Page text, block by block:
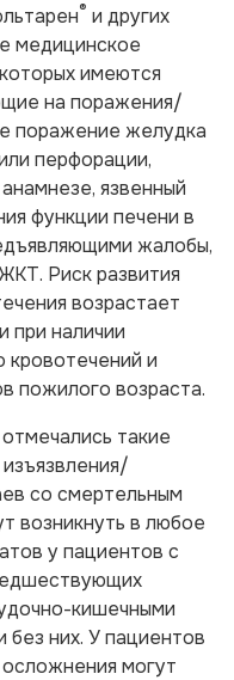
® и других
медицинское
имеются
на поражения/
поражение желудка
перфорации,
язвенный
функции печени в
жалобы,
Риск развития
возрастает
при наличии
кровотечений и
пожилого возраста.
такие
со смертельным
возникнуть в любое
у пациентов с
кишечными
без них. У пациентов
могут